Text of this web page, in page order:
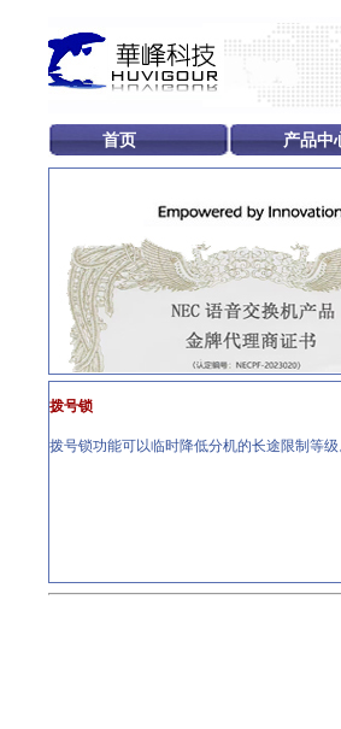
首页 产品中
拨号锁
拨号锁功能可以临时降低分机的长途限制等